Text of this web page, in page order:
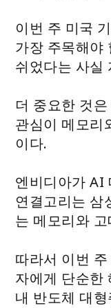
이번 주 미국
가장 주목해야
쉬었다는 사실
더 중요한 것
관심이 메모리
이다.
엔비디아가 AI
연결고리는 삼
는 메모리와
따라서 이번
자에게 단순한
내 반도체 대